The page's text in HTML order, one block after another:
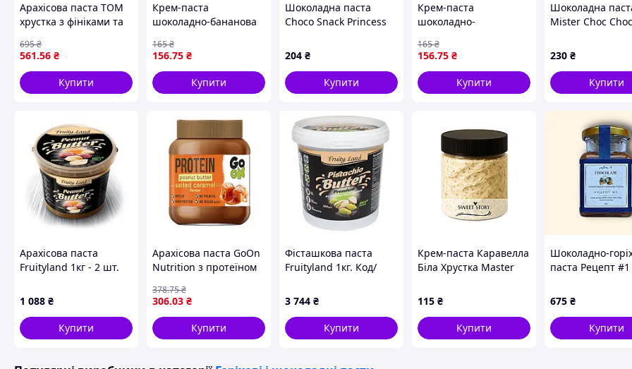
Арахісова паста TOM
хрустка з фініками та
(942842)
561.56 ₴
695₴
Купити
Крем-паста
шоколадно-бананова
cocoa&banana 350 г
Польща
156.75 ₴
165₴
Купити
Шоколадна паста
Choco Snack Princess
204 ₴
Купити
Крем-паста
шоколадно-
Mix Fix Duo
cocoa&strawberry 350 г
Польща
156.75 ₴
165₴
Купити
Шоколадна
Mister Choc
шоколадно-
паста з лісовим
горіхом
230 ₴
Купити
Арахісова паста
Fruityland 1кг - 2 шт.
НФ-00001879
1 088 ₴
Купити
Арахісова паста GoOn
Nutrition з протеїном
(940406)
306.03 ₴
378.75₴
Купити
Фісташкова паста
Fruityland 1кг. Код/
3 744 ₴
Купити
Крем-паста Каравелла
Біла Хрустка Master
115 ₴
Купити
Шоколадно-
паста Рецепт
sisterschocolate
675 ₴
Купити